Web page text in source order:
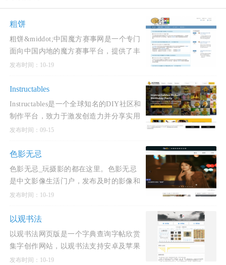
粗饼
粗饼&middot;中国魔方赛事网是一个专门
面向中国内地的魔方赛事平台，提供了丰
富的功能和服务。该网站与世界魔方协会
公示和报名中国内地的所有W
发布时间：10-19
Instructables
Instructables是一个全球知名的DIY社区和
制作平台，致力于激发创造力并分享实用
的项目教程。自2005年创立以来，
艺术家和教育者的灵感源泉，提供从简单
手工到高科技制作的丰富内容
发布时间：09-15
色影无忌
色影无忌_玩摄影的都在这里。色影无忌
是中文影像生活门户，发布及时的影像和
摄影行业动态新闻和权威的器材评测和产
影技巧交流与分享，拥有活
发布时间：10-19
以观书法
以观书法网页版是一个字典查询字帖欣赏
集字创作网站，以观书法支持安卓及苹果
手机app。以古为鉴，观复知常。酷奇猫
发布时间：10-19